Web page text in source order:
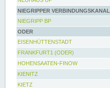
NIEGRIPPER VERBINDUNGSKANAL
NIEGRIPP BP
ODER
EISENHÜTTENSTADT
FRANKFURT1 (ODER)
HOHENSAATEN-FINOW
KIENITZ
KIETZ